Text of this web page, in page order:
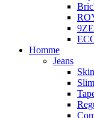
Homme
Jeans
Slim